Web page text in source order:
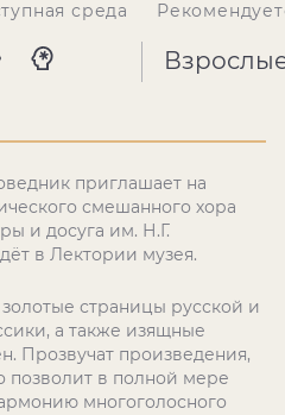
среда
приглашает на
смешанного хора
и досуга им. Н.Г.
в Лектории музея.
страницы русской и
а также изящные
Прозвучат произведения,
позволит в полной мере
многоголосного